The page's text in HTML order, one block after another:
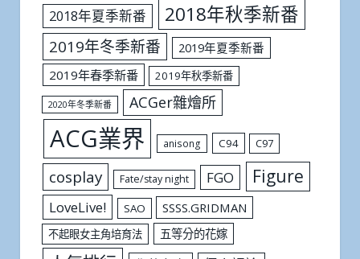
2018年夏季新番 2018年秋季新番
2019年冬季新番
2019年夏季新番
2019年春季新番
2019年秋季新番
2020年冬季新番 ACGer雜燴所
ACG業界 anisong C94 C97
cosplay Fate/stay night FGO Figure
LoveLive! SAO SSSS.GRIDMAN
不起眼女主角培育法 五等分的花嫁